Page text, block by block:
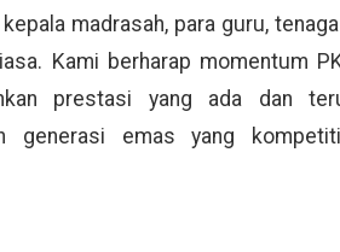
madrasah, para guru,
Kami berharap momentum
prestasi yang ada dan
generasi emas yang